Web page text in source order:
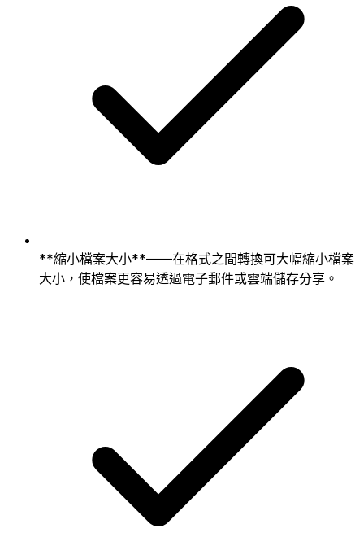
**縮小檔案大小**——在格式之間轉換可大幅縮小檔案
大小，使檔案更容易透過電子郵件或雲端儲存分享。